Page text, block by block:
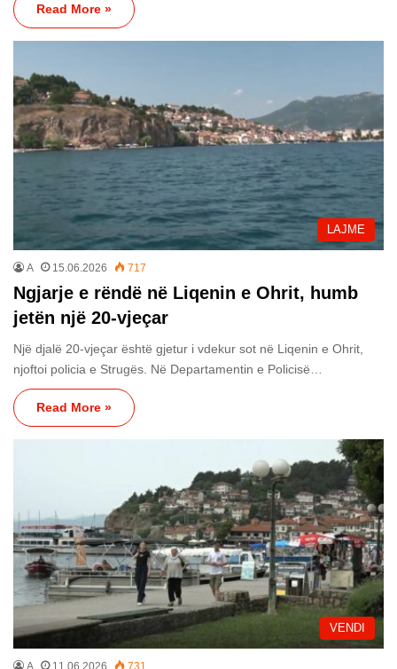
Read More »
LAJME
A 15.06.2026 717
Ngjarje e rëndë në Liqenin e Ohrit, humb
jetën një 20-vjeçar
Një djalë 20-vjeçar është gjetur i vdekur sot në Liqenin e Ohrit,
njoftoi policia e Strugës. Në Departamentin e Policisë…
Read More »
VENDI
A 11.06.2026 731